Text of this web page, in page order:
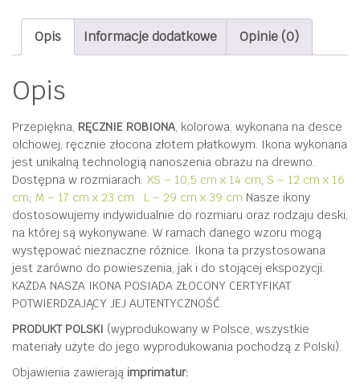
+
Ojciec
Mówi
do
Swoich
dzieci
(książka
+
CD)
Opis Informacje dodatkowe Opinie (0)
Opis
Przepiękna, RĘCZNIE ROBIONA, kolorowa, wykonana na desce
olchowej, ręcznie złocona złotem płatkowym. Ikona wykonana
jest unikalną technologią nanoszenia obrazu na drewno.
Dostępna w rozmiarach: XS – 10,5 cm x 14 cm, S – 12 cm x 16
cm; M – 17 cm x 23 cm L – 29 cm x 39 cm Nasze ikony
dostosowujemy indywidualnie do rozmiaru oraz rodzaju deski,
na której są wykonywane. W ramach danego wzoru mogą
występować nieznaczne różnice. Ikona ta przystosowana
jest zarówno do powieszenia, jak i do stojącej ekspozycji.
KAŻDA NASZA IKONA POSIADA ZŁOCONY CERTYFIKAT
POTWIERDZAJĄCY JEJ AUTENTYCZNOŚĆ.
PRODUKT POLSKI (wyprodukowany w Polsce, wszystkie
materiały użyte do jego wyprodukowania pochodzą z Polski).
Objawienia zawierają imprimatur: